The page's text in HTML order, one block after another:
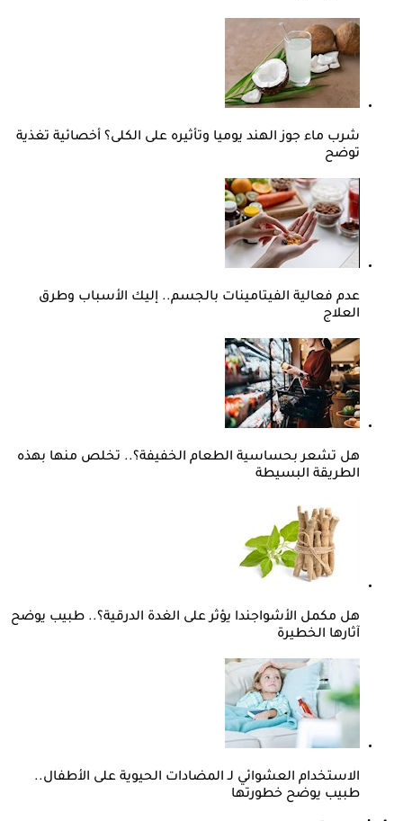
شرب ماء جوز الهند يوميا وتأثيره على الكلى؟ أخصائية تغذية
توضح
عدم فعالية الفيتامينات بالجسم.. إليك الأسباب وطرق
العلاج
هل تشعر بحساسية الطعام الخفيفة؟.. تخلص منها بهذه
الطريقة البسيطة
هل مكمل الأشواجندا يؤثر على الغدة الدرقية؟.. طبيب يوضح
آثارها الخطيرة
الاستخدام العشوائي لـ المضادات الحيوية على الأطفال..
طبيب يوضح خطورتها